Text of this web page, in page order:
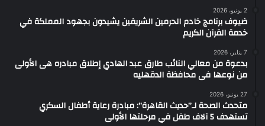
2 يونيو، 2026
ضيوف برنامج خادم الحرمين الشريفين يشيدون بجهود المملكة في
خدمة القرآن الكريم
7 يناير، 2026
بدعوة من معالي النائب طارق عبد الهادي إطلاق مبادره هى الأولى
من نوعها فى محافظة الدقهليه
27 يونيو، 2026
متحدث الصحة لـ”حديث القاهرة”: مبادرة رعاية أطفال السكري
تستهدف 5 آلاف طفل في مرحلتها الأولى